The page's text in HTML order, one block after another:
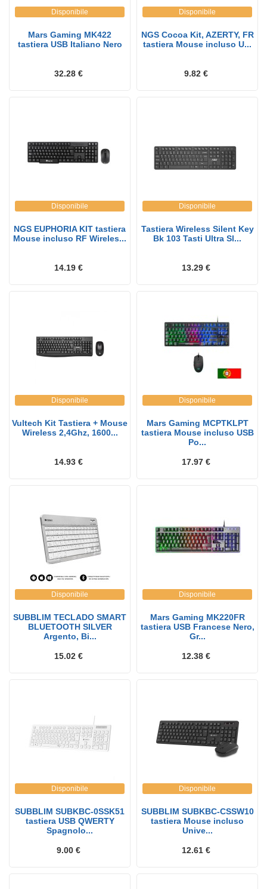
Disponibile
Mars Gaming MK422
tastiera USB Italiano Nero
32.28 €
Disponibile
NGS Cocoa Kit, AZERTY, FR
tastiera Mouse incluso U...
9.82 €
Disponibile
NGS EUPHORIA KIT tastiera
Mouse incluso RF Wireles...
14.19 €
Disponibile
Tastiera Wireless Silent Key
Bk 103 Tasti Ultra Sl...
13.29 €
Disponibile
Vultech Kit Tastiera + Mouse
Wireless 2,4Ghz, 1600...
14.93 €
Disponibile
Mars Gaming MCPTKLPT
tastiera Mouse incluso USB
Po...
17.97 €
Disponibile
SUBBLIM TECLADO SMART
BLUETOOTH SILVER
Argento, Bi...
15.02 €
Disponibile
Mars Gaming MK220FR
tastiera USB Francese Nero,
Gr...
12.38 €
Disponibile
SUBBLIM SUBKBC-0SSK51
tastiera USB QWERTY
Spagnolo...
9.00 €
Disponibile
SUBBLIM SUBKBC-CSSW10
tastiera Mouse incluso
Unive...
12.61 €